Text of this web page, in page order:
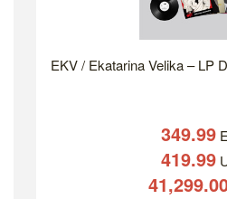
EKV / Ekatarina Velika – LP
349.99
419.99